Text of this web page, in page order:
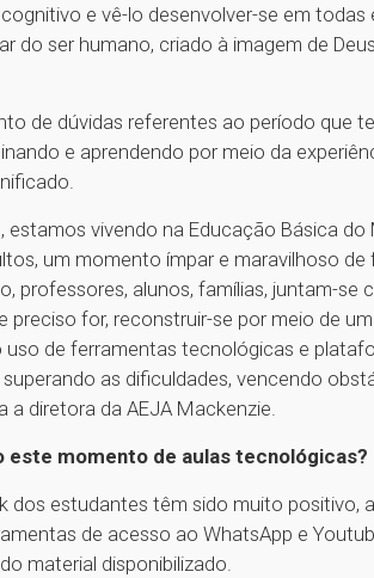
e vê-lo desenvolver-se em todas
do ser humano, criado à imagem de
de dúvidas referentes ao período que
e aprendendo por meio da
vivendo na Educação Básica do
um momento ímpar e maravilhoso
professores, alunos, famílias, juntam-se
preciso for, reconstruir-se por meio de
de ferramentas tecnológicas e
as dificuldades, vencendo
a diretora da AEJA Mackenzie.
momento de aulas tecnológicas?
dos estudantes têm sido muito positivo,
de acesso ao WhatsApp e
material disponibilizado.